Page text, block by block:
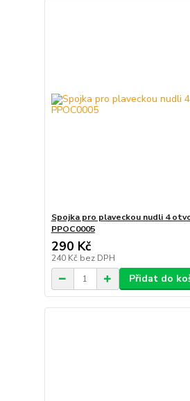
Spojka pro plaveckou nudli 4
PPOC0005
290 Kč
240 Kč bez DPH
Přidat do